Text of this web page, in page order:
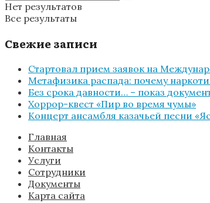
Нет результатов
Все результаты
Свежие записи
Стартовал прием заявок на
Метафизика распада: почему
Без срока давности… – показ
Хоррор-квест «Пир во время чумы»
Концерт ансамбля казачьей песни
Главная
Контакты
Услуги
Сотрудники
Документы
Карта сайта